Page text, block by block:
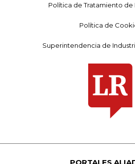
Política de Tratamiento de
Política de
Superintendencia de